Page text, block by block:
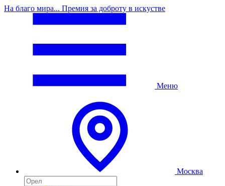
На благо мира... Премия за доброту в искустве
Меню
Москва